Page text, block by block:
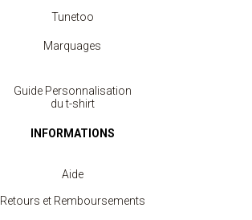
Tunetoo
Marquages
Guide Personnalisation
du t-shirt
INFORMATIONS
Aide
Retours et Remboursements